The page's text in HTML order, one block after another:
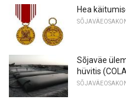
Hea
Sõjaväe
hüvitis